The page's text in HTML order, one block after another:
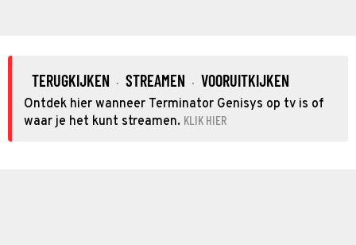
TERUGKIJKEN · STREAMEN · VOORUITKIJKEN
Ontdek hier wanneer Terminator Genisys op tv is of
waar je het kunt streamen. KLIK HIER